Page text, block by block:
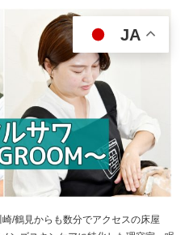
/鶴見からも数分でアクセスの床屋
JA